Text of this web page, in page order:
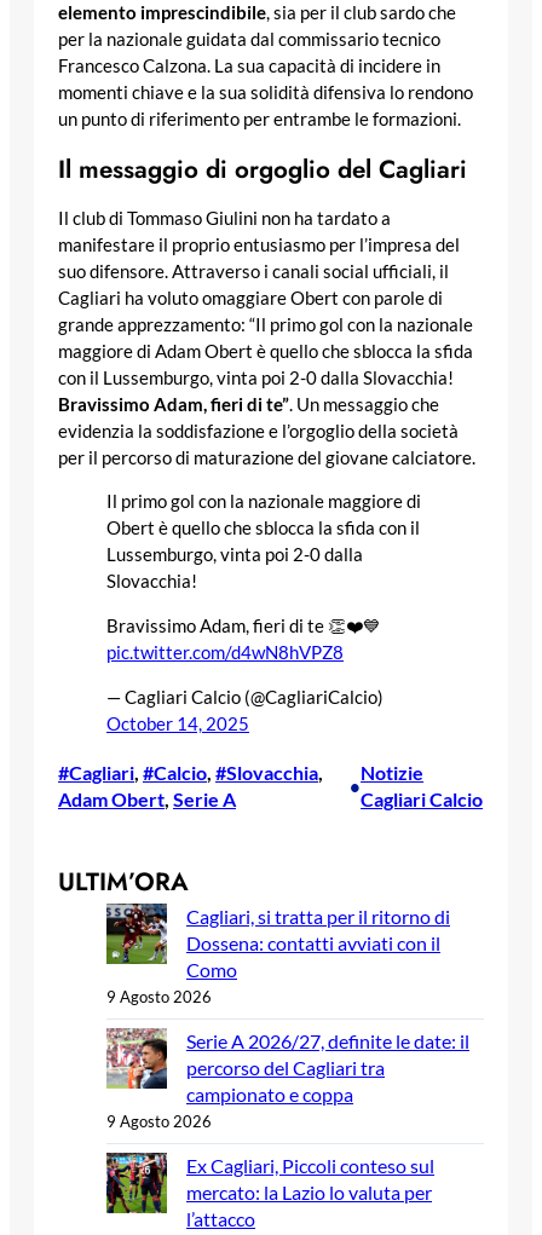
elemento imprescindibile, sia per il club sardo che
per la nazionale guidata dal commissario tecnico
Francesco Calzona. La sua capacità di incidere in
momenti chiave e la sua solidità difensiva lo rendono
un punto di riferimento per entrambe le formazioni.
Il messaggio di orgoglio del Cagliari
Il club di Tommaso Giulini non ha tardato a
manifestare il proprio entusiasmo per l’impresa del
suo difensore. Attraverso i canali social ufficiali, il
Cagliari ha voluto omaggiare Obert con parole di
grande apprezzamento: “Il primo gol con la nazionale
maggiore di Adam Obert è quello che sblocca la sfida
con il Lussemburgo, vinta poi 2-0 dalla Slovacchia!
Bravissimo Adam, fieri di te”. Un messaggio che
evidenzia la soddisfazione e l’orgoglio della società
per il percorso di maturazione del giovane calciatore.
Il primo gol con la nazionale maggiore di
Obert è quello che sblocca la sfida con il
Lussemburgo, vinta poi 2-0 dalla
Slovacchia!
Bravissimo Adam, fieri di te 👏❤️💙
pic.twitter.com/d4wN8hVPZ8
— Cagliari Calcio (@CagliariCalcio)
October 14, 2025
#Cagliari, #Calcio, #Slovacchia
Adam Obert, Serie A
•
Notizie
Cagliari Calcio
ULTIM’ORA
Cagliari, si tratta per il ritorno di
Dossena: contatti avviati con il
Como
9 Agosto 2026
Serie A 2026/27, definite le date: il
percorso del Cagliari tra
campionato e coppa
9 Agosto 2026
Ex Cagliari, Piccoli conteso sul
mercato: la Lazio lo valuta per
l’attacco